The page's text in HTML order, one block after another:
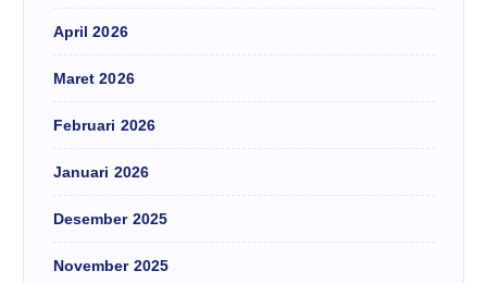
April 2026
Maret 2026
Februari 2026
Januari 2026
Desember 2025
November 2025